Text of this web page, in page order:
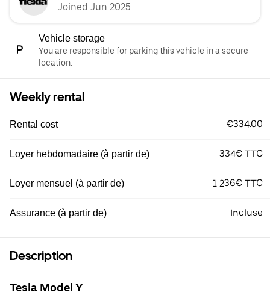
Joined Jun 2025
Vehicle storage
You are responsible for parking this vehicle in a secure
location.
Weekly rental
Rental cost €334.00
Loyer hebdomadaire (à partir de) 334€ TTC
Loyer mensuel (à partir de) 1 236€ TTC
Assurance (à partir de) Incluse
Description
Tesla Model Y